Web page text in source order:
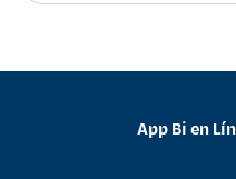
App Bi en